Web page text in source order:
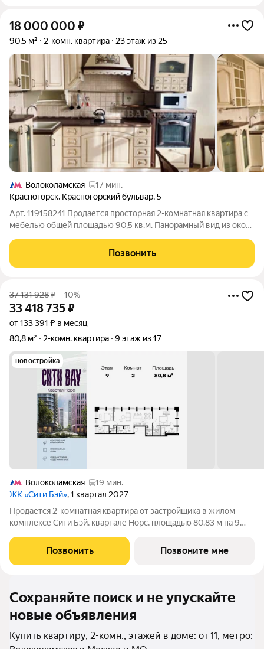
18 000 000 ₽
90,5 м² 2-комн. квартира 23 этаж из 25
Волоколамская
17 мин.
Красногорск, Красногорский бульвар,5
Арт. 119158241 Продается просторная 2-комнатная квартира с
мебелью общей площадью 90,5 кв.м. Панорамный вид из окон
вместительная гардеробная. Ухоженные входные группы с
консъержем. Развитый
Позвонить
37 131 928₽ –10%
33 418 735₽
от 133 391 ₽ в месяц
80,8 м²
2-комн. квартира 9 этаж из 17
новостройка
Волоколамская
19 мин.
ЖК «Сити Бэй», 1 квартал 2027
Продается 2-комнатная квартира от застройщика в жилом
комплексе Сити Бэй, квартале Норс, площадью 80.83 м на 9
комплекса Сити Бэй - настоящий город в городе с отлично
развитой инфраструктурой и
Позвонить Позвоните мне
Сохраняйте поиск и не упускайте
новые объявления
Купить квартиру, 2-комн., этажей в доме: от 11, метро: